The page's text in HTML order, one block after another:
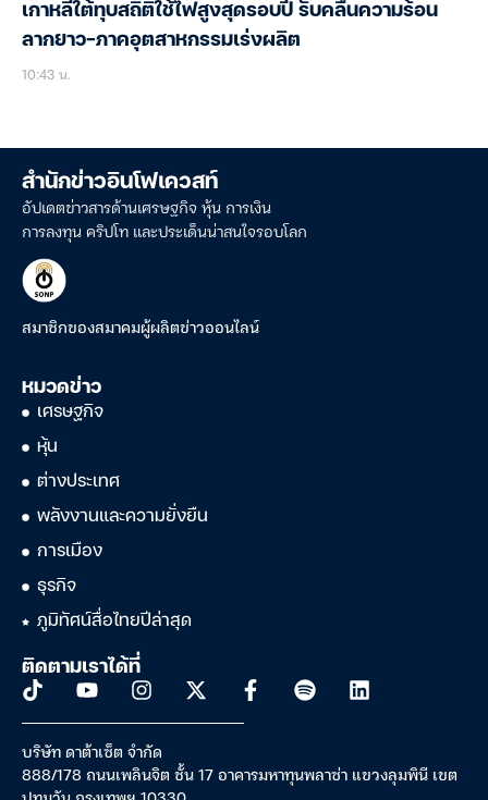
เกาหลีใต้ทุบสถิติใช้ไฟสูงสุดรอบปี รับคลื่นความร้อน
ลากยาว-ภาคอุตสาหกรรมเร่งผลิต
10:43 น.
สำนักข่าวอินโฟเควสท์
อัปเดตข่าวสารด้านเศรษฐกิจ หุ้น การเงิน
การลงทุน คริปโท และประเด็นน่าสนใจรอบโลก
สมาชิกของสมาคมผู้ผลิตข่าวออนไลน์
หมวดข่าว
เศรษฐกิจ
หุ้น
ต่างประเทศ
พลังงานและความยั่งยืน
การเมือง
ธุรกิจ
ภูมิทัศน์สื่อไทยปีล่าสุด
ติดตามเราได้ที่
บริษัท ดาต้าเซ็ต จำกัด
888/178 ถนนเพลินจิต ชั้น 17 อาคารมหาทุนพลาซ่า แขวงลุมพินี เขต